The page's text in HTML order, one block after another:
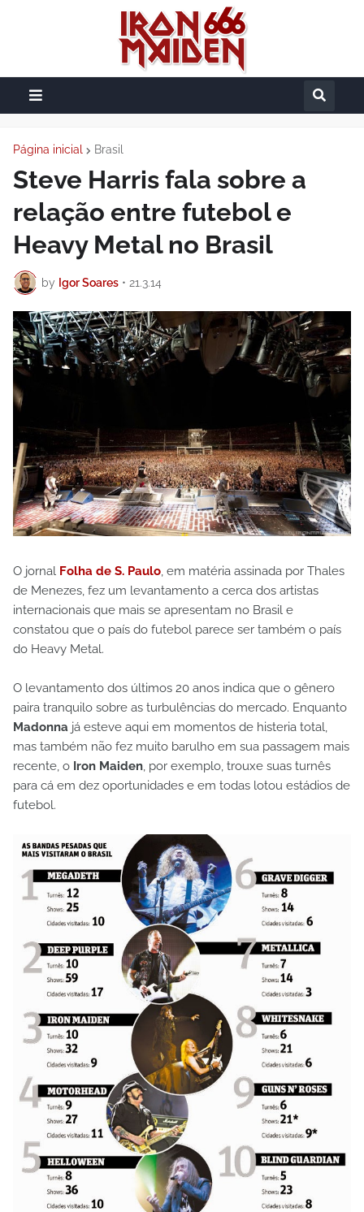
Página inicial Brasil
Steve Harris fala sobre a
relação entre futebol e
Heavy Metal no Brasil
by Igor Soares • 21.3.14
O jornal Folha de S. Paulo, em matéria assinada por Thales
de Menezes, fez um levantamento a cerca dos artistas
internacionais que mais se apresentam no Brasil e
constatou que o país do futebol parece ser também o país
do Heavy Metal.
O levantamento dos últimos 20 anos indica que o gênero
paira tranquilo sobre as turbulências do mercado. Enquanto
Madonna já esteve aqui em momentos de histeria total,
mas também não fez muito barulho em sua passagem mais
recente, o Iron Maiden, por exemplo, trouxe suas turnês
para cá em dez oportunidades e em todas lotou estádios de
futebol.